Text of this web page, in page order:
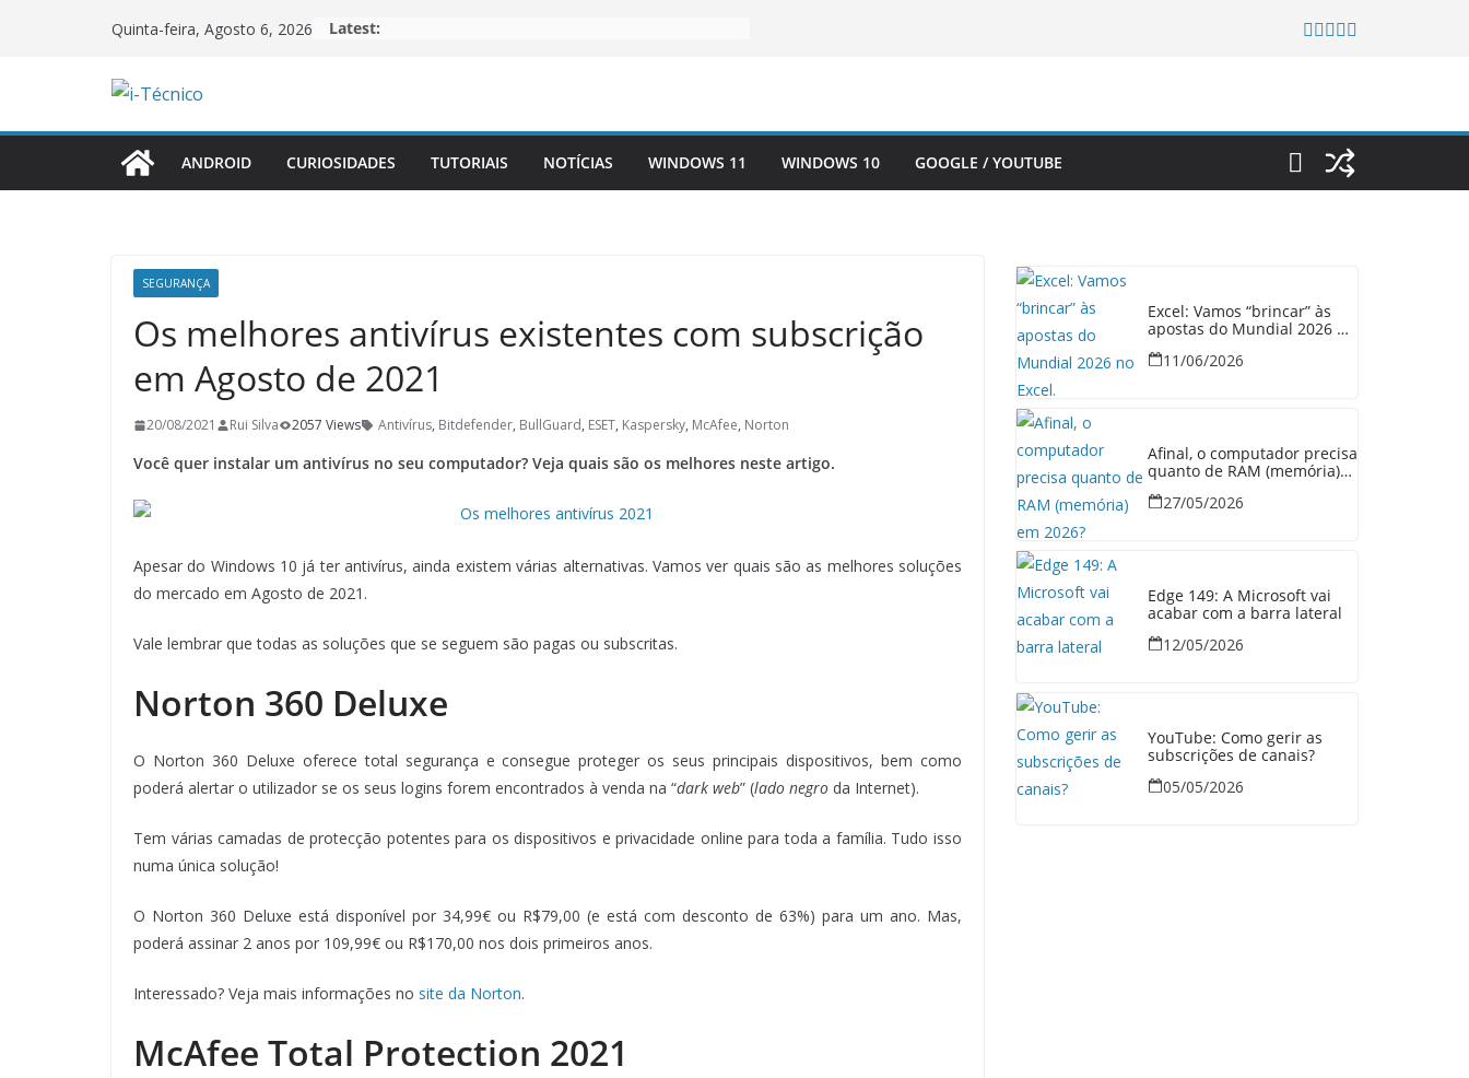
Quinta-feira, Agosto 6, 2026 Latest:
ANDROID CURIOSIDADES TUTORIAIS NOTÍCIAS WINDOWS 11 WINDOWS 10 GOOGLE / YOUTUBE
SEGURANÇA
Os melhores antivírus existentes com subscrição
em Agosto de 2021
20/08/2021 Rui Silva 2057 Views Antivírus, Bitdefender, BullGuard, ESET, Kaspersky, McAfee, Norton
Você quer instalar um antivírus no seu computador? Veja quais são os melhores neste artigo.
Apesar do Windows 10 já ter antivírus, ainda existem várias alternativas. Vamos ver quais são as melhores soluções
do mercado em Agosto de 2021.
Vale lembrar que todas as soluções que se seguem são pagas ou subscritas.
Norton 360 Deluxe
O Norton 360 Deluxe oferece total segurança e consegue proteger os seus principais dispositivos, bem como
poderá alertar o utilizador se os seus logins forem encontrados à venda na “dark web” (lado negro da Internet).
Tem várias camadas de protecção potentes para os dispositivos e privacidade online para toda a família. Tudo isso
numa única solução!
O Norton 360 Deluxe está disponível por 34,99€ ou R$79,00 (e está com desconto de 63%) para um ano. Mas,
poderá assinar 2 anos por 109,99€ ou R$170,00 nos dois primeiros anos.
Interessado? Veja mais informações no site da Norton.
McAfee Total Protection 2021
Excel: Vamos “brincar” às
apostas do Mundial 2026 no
11/06/2026
Afinal, o computador precisa
quanto de RAM (memória)
27/05/2026
Edge 149: A Microsoft vai
acabar com a barra lateral
12/05/2026
YouTube: Como gerir as
subscrições de canais?
05/05/2026